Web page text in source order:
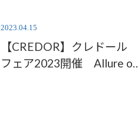
2023.04.15
【CREDOR】クレドール
フェア2023開催 Allure of